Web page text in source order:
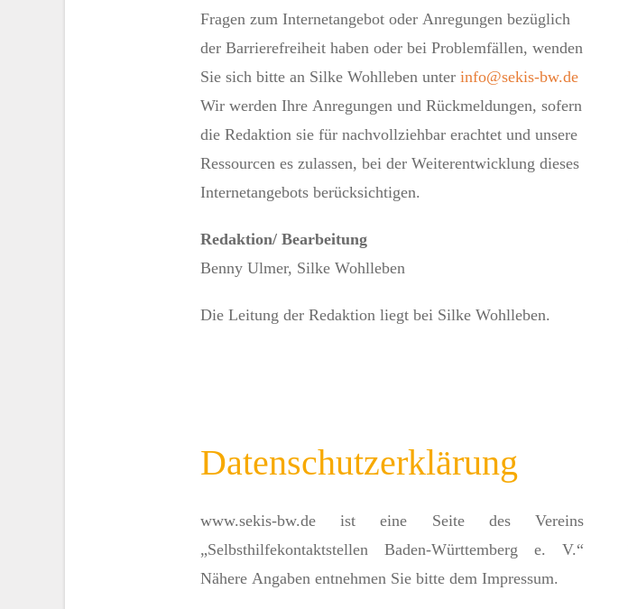
Fragen zum Internetangebot oder Anregungen bezüglich
der Barrierefreiheit haben oder bei Problemfällen, wenden
Sie sich bitte an Silke Wohlleben unter info@sekis-bw.de
Wir werden Ihre Anregungen und Rückmeldungen, sofern
die Redaktion sie für nachvollziehbar erachtet und unsere
Ressourcen es zulassen, bei der Weiterentwicklung dieses
Internetangebots berücksichtigen.
Redaktion/ Bearbeitung
Benny Ulmer, Silke Wohlleben
Die Leitung der Redaktion liegt bei Silke Wohlleben.
Datenschutzerklärung
www.sekis-bw.de ist eine Seite des Vereins
„Selbsthilfekontaktstellen Baden-Württemberg e. V.“
Nähere Angaben entnehmen Sie bitte dem Impressum.